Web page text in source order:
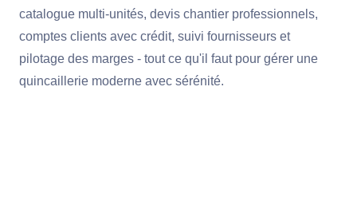
catalogue multi-unités, devis chantier professionnels,
comptes clients avec crédit, suivi fournisseurs et
pilotage des marges - tout ce qu'il faut pour gérer une
quincaillerie moderne avec sérénité.